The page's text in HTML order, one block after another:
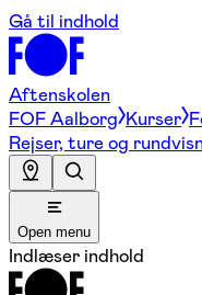
Gå til indhold
Aftenskolen
FOF Aalborg Kurser
Rejser, ture og
Open menu
Indlæser indhold